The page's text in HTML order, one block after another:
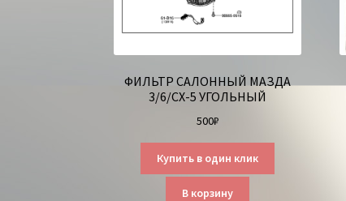
ФИЛЬТР САЛОННЫЙ МАЗДА
3/6/СХ-5 УГОЛЬНЫЙ
500₽
Купить в один клик
В корзину